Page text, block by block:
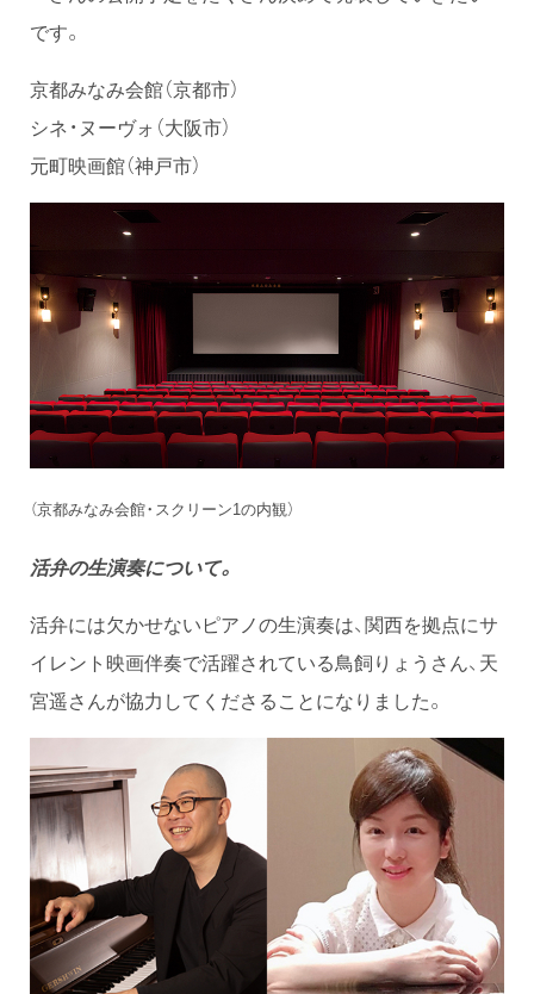
です。
京都みなみ会館（京都市）
シネ・ヌーヴォ（大阪市）
元町映画館（神戸市）
（京都みなみ会館・スクリーン1の内観）
活弁の生演奏について。
活弁には欠かせないピアノの生演奏は、関西を拠点にサ
イレント映画伴奏で活躍されている鳥飼りょうさん、天
宮遥さんが協力してくださることになりました。